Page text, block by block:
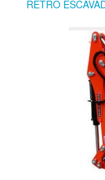
RETRO